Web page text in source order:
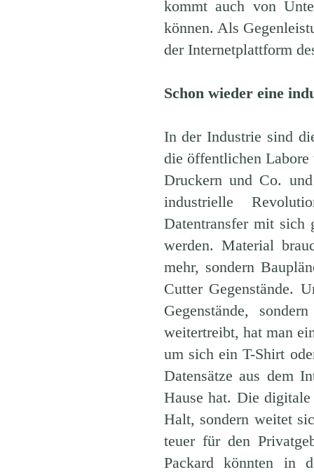
kommt auch von
können. Als
der Internetplattform
Schon wieder eine
In der Industrie sind
die öffentlichen
Druckern und Co.
industrielle
Datentransfer mit sich
werden. Material
mehr, sondern
Cutter Gegenstände.
Gegenstände,
weitertreibt, hat man
um sich ein T-Shirt
Datensätze aus dem
Hause hat. Die
Halt, sondern weitet
teuer für den
Packard könnten in